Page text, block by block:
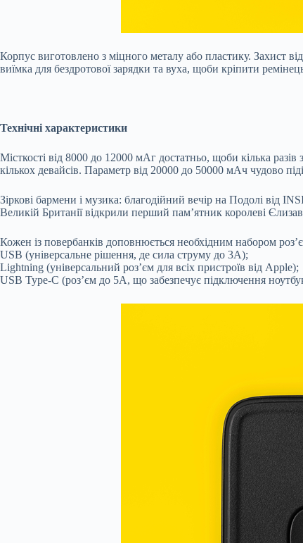
Корпус виготовлено з міцного металу або пластику. Захист
виїмка для бездротової зарядки та вуха, щоби кріпити
Технічні характеристики
Місткості від 8000 до 12000 мАг достатньо, щоби кілька
кількох девайсів. Параметр від 20000 до 50000 мАч чудово
Зіркові бармени і музика: благодійний вечір на Подолі від
Великій Британії відкрили перший памʼятник королеві
Кожен із повербанків доповнюється необхідним набором
USB (універсальне рішення, де сила струму до 3А);
Lightning (універсальний роз’єм для всіх пристроїв від Apple);
USB Type-C (роз’єм до 5А, що забезпечує підключення